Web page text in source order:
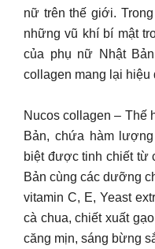
nữ trên thế giới.
những vũ khí bí mật
của phụ nữ Nhật
collagen mang lại hiệu
Nucos collagen – Thế
Bản, chứa hàm
biệt được tinh chiết từ
Bản cùng các dưỡng
vitamin C, E, Yeast
cà chua, chiết xuất
căng mịn, sáng bừng